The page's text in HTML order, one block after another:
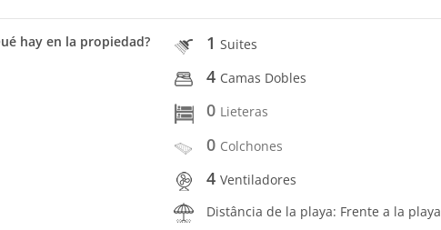
hay en la propiedad? 1Suites
4 Camas Dobles
0 Lieteras
0 Colchones
4Ventiladores
Distância de la playa: Frente a la playa